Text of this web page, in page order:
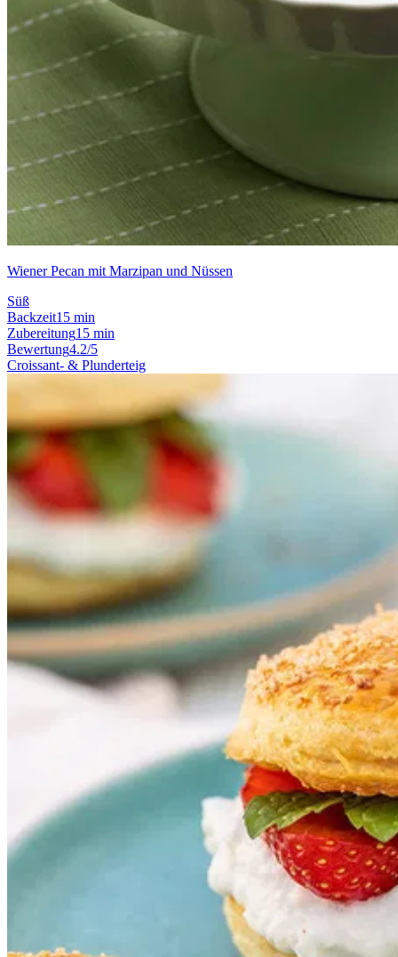
Wiener Pecan mit Marzipan und Nüssen
Süß
Backzeit15 min
Zubereitung15 min
Bewertung4.2/5
Croissant- & Plunderteig